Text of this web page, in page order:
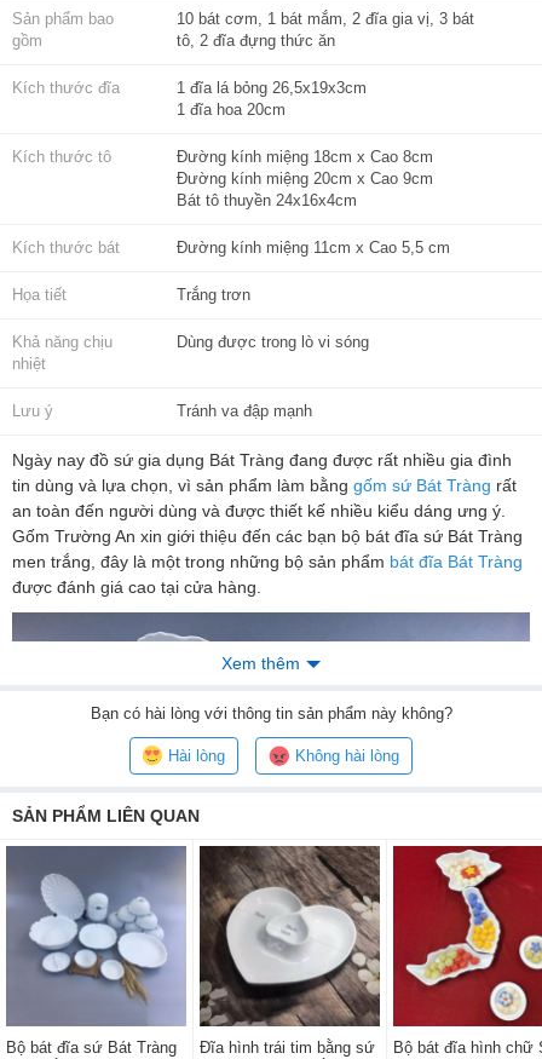
Sản phẩm bao
gồm
10 bát cơm, 1 bát mắm, 2 đĩa gia vị, 3 bát
tô, 2 đĩa đựng thức ăn
Kích thước đĩa
1 đĩa lá bỏng 26,5x19x3cm
1 đĩa hoa 20cm
Kích thước tô
Đường kính miệng 18cm x Cao 8cm
Đường kính miệng 20cm x Cao 9cm
Bát tô thuyền 24x16x4cm
Kích thước bát Đường kính miệng 11cm x Cao 5,5 cm
Họa tiết Trắng trơn
Khả năng chịu
nhiệt
Dùng được trong lò vi sóng
Lưu ý Tránh va đập mạnh
Ngày nay đồ sứ gia dụng Bát Tràng đang được rất nhiều gia đình
tin dùng và lựa chọn, vì sản phẩm làm bằng gốm sứ Bát Tràng rất
an toàn đến người dùng và được thiết kế nhiều kiểu dáng ưng ý.
Gốm Trường An xin giới thiệu đến các bạn bộ bát đĩa sứ Bát Tràng
men trắng, đây là một trong những bộ sản phẩm bát đĩa Bát Tràng
được đánh giá cao tại cửa hàng.
Bộ sản phẩm gồm 18 món, cụ thể như sau: 10bát cơm(11cm x
cao 5,5cm), 1 bát mắm, 2 đĩa gia vị, 1 bát tô ( 18 x cao 8cm ), 1 bát
Xem thêm
Bạncó hài lòng với thông tin sản phẩm này không?
Hài lòng Không hài lòng
SẢN PHẨM LIÊN QUAN
Bộ bát đĩa sứ Bát Tràng
Đĩa hình trái tim bằng sứ
Bộ bát đĩa hình chữ